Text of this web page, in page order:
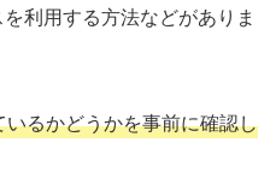
利用する方法などがありま
るかどうかを事前に確認し